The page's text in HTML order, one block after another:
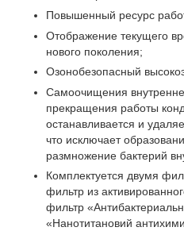
Повышенный ресурс
Отображение текущего
нового поколения;
Озонобезопасный
Самоочищения
прекращения работы
останавливается и
что исключает
размножение бактерий
Комплектуется двумя
фильтр из
фильтр
«Нанотитановий